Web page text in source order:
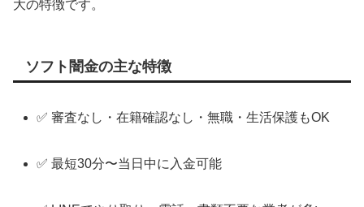
大の特徴です。
ソフト闇金の主な特徴
✅ 審査なし・在籍確認なし・無職・生活保護もOK
✅ 最短30分〜当日中に入金可能